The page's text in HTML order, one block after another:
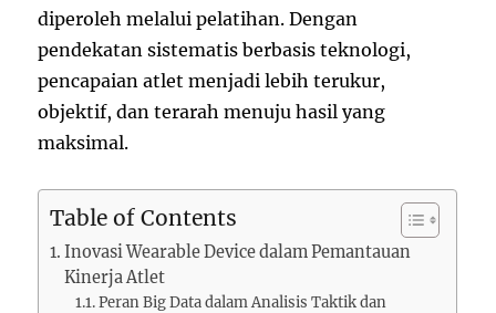
diperoleh melalui pelatihan. Dengan
pendekatan sistematis berbasis teknologi,
pencapaian atlet menjadi lebih terukur,
objektif, dan terarah menuju hasil yang
maksimal.
Table of Contents
Inovasi Wearable Device dalam Pemantauan
Kinerja Atlet
Peran Big Data dalam Analisis Taktik dan